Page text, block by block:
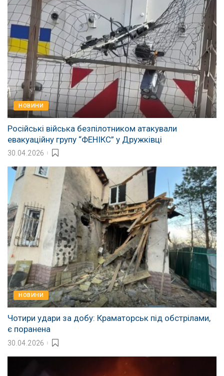
НОВИНИ
Російські війська безпілотником атакували
евакуаційну групу “ФЕНІКС” у Дружківці
30.04.2026
НОВИНИ
Чотири удари за добу: Краматорськ під обстрілами,
є поранена
30.04.2026